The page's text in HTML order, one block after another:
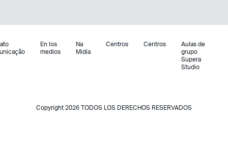
En los
medios
Na
Midia
Centros Centros
Aulas de
grupo
Supera
Studio
Copyright 2026 TODOS LOS DERECHOS RESERVADOS